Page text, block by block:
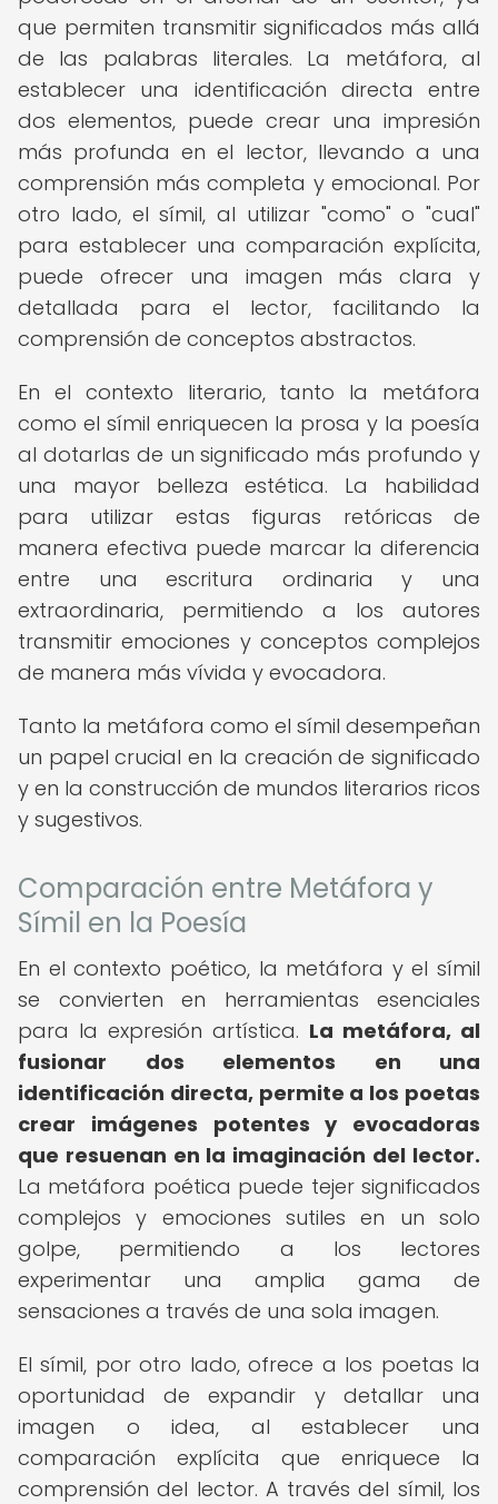
que permiten transmitir significados más allá
de las palabras literales. La metáfora, al
establecer una identificación directa entre
dos elementos, puede crear una impresión
más profunda en el lector, llevando a una
comprensión más completa y emocional. Por
otro lado, el símil, al utilizar "como" o "cual"
para establecer una comparación explícita,
puede ofrecer una imagen más clara y
detallada para el lector, facilitando la
comprensión de conceptos abstractos.
En el contexto literario, tanto la metáfora
como el símil enriquecen la prosa y la poesía
al dotarlas de un significado más profundo y
una mayor belleza estética. La habilidad
para utilizar estas figuras retóricas de
manera efectiva puede marcar la diferencia
entre una escritura ordinaria y una
extraordinaria, permitiendo a los autores
transmitir emociones y conceptos complejos
de manera más vívida y evocadora.
Tanto la metáfora como el símil desempeñan
un papel crucial en la creación de significado
y en la construcción de mundos literarios ricos
y sugestivos.
Comparación entre Metáfora y
Símil en la Poesía
En el contexto poético, la metáfora y el símil
se convierten en herramientas esenciales
para la expresión artística. La metáfora, al
fusionar dos elementos en una
identificación directa, permite a los poetas
crear imágenes potentes y evocadoras
que resuenan en la imaginación del lector.
La metáfora poética puede tejer significados
complejos y emociones sutiles en un solo
golpe, permitiendo a los lectores
experimentar una amplia gama de
sensaciones a través de una sola imagen.
El símil, por otro lado, ofrece a los poetas la
oportunidad de expandir y detallar una
imagen o idea, al establecer una
comparación explícita que enriquece la
comprensión del lector. A través del símil, los